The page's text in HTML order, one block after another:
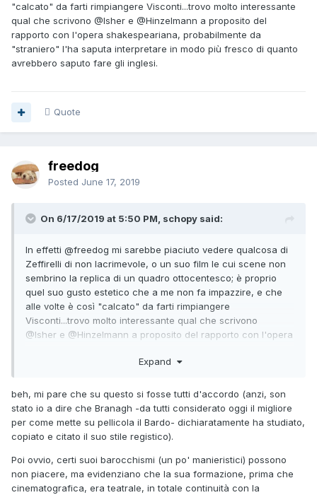
"calcato" da farti rimpiangere Visconti...trovo molto interessante
qual che scrivono @Isher e @Hinzelmann a proposito del
rapporto con l'opera shakespeariana, probabilmente da
"straniero" l'ha saputa interpretare in modo più fresco di quanto
avrebbero saputo fare gli inglesi.
Quote
freedog
Posted June 17, 2019
On 6/17/2019 at 5:50 PM, schopy said:
In effetti @freedog mi sarebbe piaciuto vedere qualcosa di
Zeffirelli di non lacrimevole, o un suo film le cui scene non
sembrino la replica di un quadro ottocentesco; è proprio
quel suo gusto estetico che a me non fa impazzire, e che
alle volte è così "calcato" da farti rimpiangere
Visconti...trovo molto interessante qual che scrivono
@Isher e @Hinzelmann a proposito del rapporto con l'opera
interpretare in modo più fresco di quanto avrebbero saputo
Expand
beh, mi pare che su questo si fosse tutti d'accordo (anzi, son
stato io a dire che Branagh -da tutti considerato oggi il migliore
per come mette su pellicola il Bardo- dichiaratamente ha studiato,
copiato e citato il suo stile registico).
Poi ovvio, certi suoi barocchismi (un po' manieristici) possono
non piacere, ma evidenziano che la sua formazione, prima che
cinematografica, era teatrale, in totale continuità con la